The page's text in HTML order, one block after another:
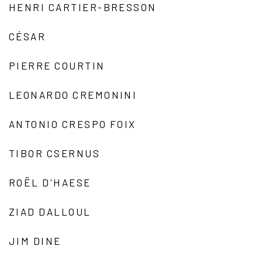
HENRI CARTIER-BRESSON
CÉSAR
PIERRE COURTIN
LEONARDO CREMONINI
ANTONIO CRESPO FOIX
TIBOR CSERNUS
ROËL D'HAESE
ZIAD DALLOUL
JIM DINE